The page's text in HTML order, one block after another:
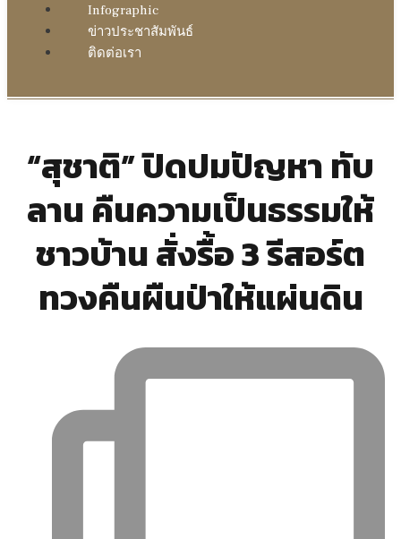
Infographic
ข่าวประชาสัมพันธ์
ติดต่อเรา
“สุชาติ” ปิดปมปัญหา ทับ
ลาน คืนความเป็นธรรมให้
ชาวบ้าน สั่งรื้อ 3 รีสอร์ต
ทวงคืนผืนป่าให้แผ่นดิน